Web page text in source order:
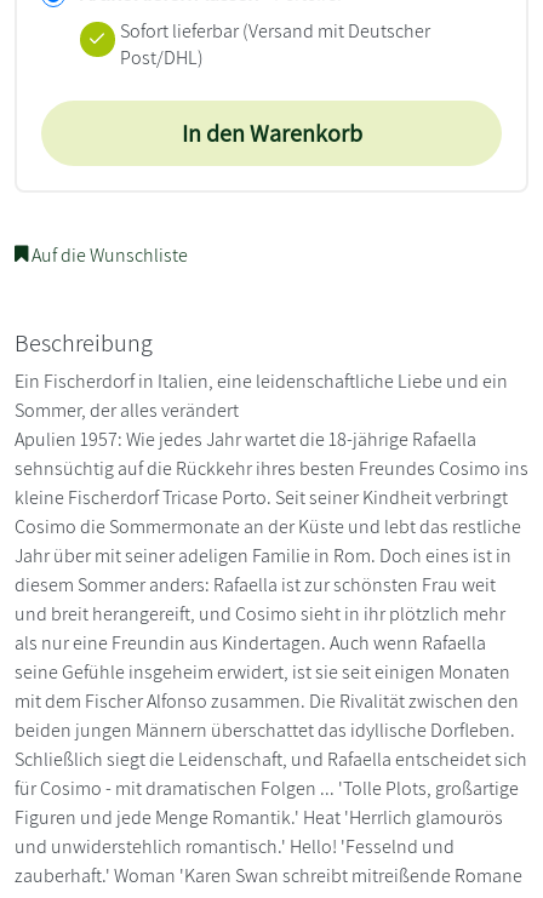
Sofort lieferbar(Versand mit Deutscher
Post/DHL)
In den Warenkorb
Auf die Wunschliste
Beschreibung
Ein Fischerdorf in Italien, eine leidenschaftliche Liebe und ein
Sommer, der alles verändert
Apulien 1957: Wie jedes Jahr wartet die 18-jährige Rafaella
sehnsüchtig auf die Rückkehr ihres besten Freundes Cosimo ins
kleine Fischerdorf Tricase Porto. Seit seiner Kindheit verbringt
Cosimo die Sommermonate an der Küste und lebt das restliche
Jahr über mit seiner adeligen Familie in Rom. Doch eines ist in
diesem Sommer anders: Rafaella ist zur schönsten Frau weit
und breit herangereift, und Cosimo sieht in ihr plötzlich mehr
als nur eine Freundin aus Kindertagen. Auch wenn Rafaella
seine Gefühle insgeheim erwidert, ist sie seit einigen Monaten
mit dem Fischer Alfonso zusammen. Die Rivalität zwischen den
beiden jungen Männern überschattet das idyllische Dorfleben.
Schließlich siegt die Leidenschaft, und Rafaella entscheidet sich
für Cosimo - mit dramatischen Folgen ... 'Tolle Plots, großartige
Figuren und jede Menge Romantik.' Heat 'Herrlich glamourös
und unwiderstehlich romantisch.' Hello! 'Fesselnd und
zauberhaft.' Woman 'Karen Swan schreibt mitreißende Romane